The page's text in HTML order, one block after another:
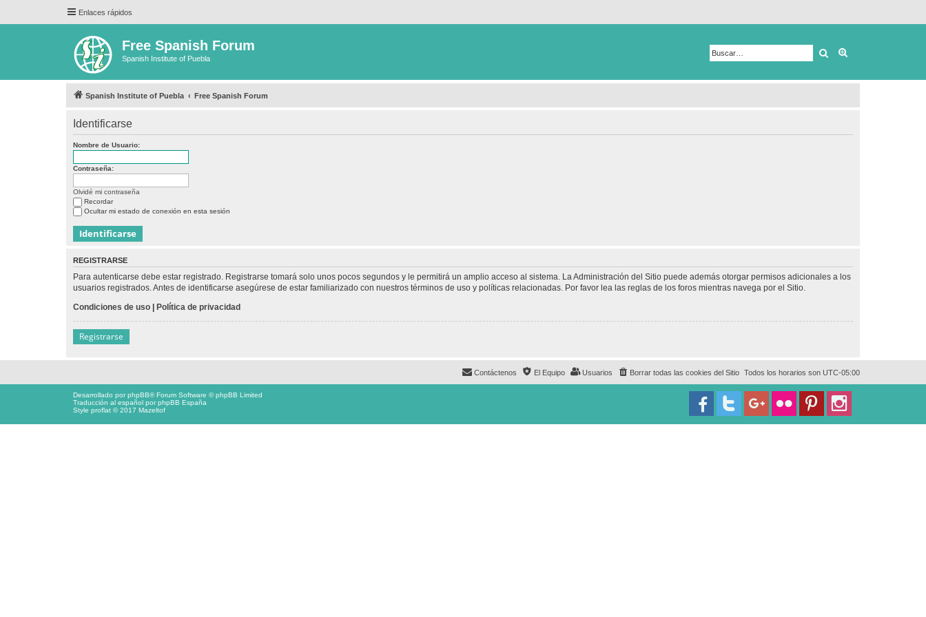
Enlaces rápidos
Free Spanish Forum
Spanish Institute of Puebla Buscar
Spanish Institute of Puebla Free Spanish Forum
Identificarse
Nombre de Usuario:
Contraseña:
Olvidé mi contraseña
Recordar
Ocultar mi estado de conexión en esta sesión
REGISTRARSE
Para autenticarse debe estar registrado. Registrarse tomará solo unos pocos segundos y le permitirá un amplio acceso al sistema. La Administración del Sitio puede además otorgar permisos adicionales a los
usuarios registrados. Antes de identificarse asegúrese de estar familiarizado con nuestros términos de uso y políticas relacionadas. Por favor lea las reglas de los foros mientras navega por el Sitio.
Condiciones de uso | Política de privacidad
Registrarse
Todos los horarios son UTC-05:00
Borrar todas las cookies del Sitio
Usuarios
El Equipo
Contáctenos
Desarrollado porphpBB® Forum Software © phpBB Limited
Traducción al español porphpBB España
Style proflat © 2017 Mazeltof